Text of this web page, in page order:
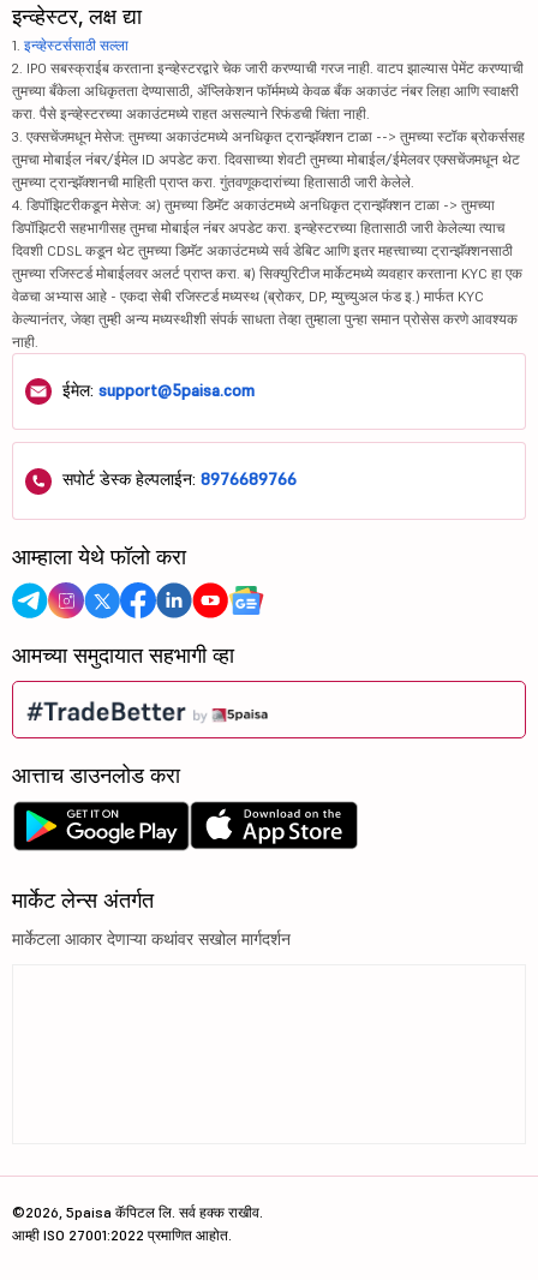
इन्व्हेस्टर, लक्ष द्या
1. इन्व्हेस्टर्ससाठी सल्ला
2. IPO सबस्क्राईब करताना इन्व्हेस्टरद्वारे चेक जारी करण्याची गरज नाही. वाटप झाल्यास पेमेंट करण्याची
तुमच्या बँकेला अधिकृतता देण्यासाठी, ॲप्लिकेशन फॉर्ममध्ये केवळ बँक अकाउंट नंबर लिहा आणि स्वाक्षरी
करा. पैसे इन्व्हेस्टरच्या अकाउंटमध्ये राहत असल्याने रिफंडची चिंता नाही.
3. एक्सचेंजमधून मेसेज: तुमच्या अकाउंटमध्ये अनधिकृत ट्रान्झॅक्शन टाळा --> तुमच्या स्टॉक ब्रोकर्ससह
तुमचा मोबाईल नंबर/ईमेल ID अपडेट करा. दिवसाच्या शेवटी तुमच्या मोबाईल/ईमेलवर एक्सचेंजमधून थेट
तुमच्या ट्रान्झॅक्शनची माहिती प्राप्त करा. गुंतवणूकदारांच्या हितासाठी जारी केलेले.
4. डिपॉझिटरीकडून मेसेज: अ) तुमच्या डिमॅट अकाउंटमध्ये अनधिकृत ट्रान्झॅक्शन टाळा -> तुमच्या
डिपॉझिटरी सहभागीसह तुमचा मोबाईल नंबर अपडेट करा. इन्व्हेस्टरच्या हितासाठी जारी केलेल्या त्याच
दिवशी CDSL कडून थेट तुमच्या डिमॅट अकाउंटमध्ये सर्व डेबिट आणि इतर महत्त्वाच्या ट्रान्झॅक्शनसाठी
तुमच्या रजिस्टर्ड मोबाईलवर अलर्ट प्राप्त करा. ब) सिक्युरिटीज मार्केटमध्ये व्यवहार करताना KYC हा एक
वेळचा अभ्यास आहे - एकदा सेबी रजिस्टर्ड मध्यस्थ (ब्रोकर, DP, म्युच्युअल फंड इ.) मार्फत KYC
केल्यानंतर, जेव्हा तुम्ही अन्य मध्यस्थीशी संपर्क साधता तेव्हा तुम्हाला पुन्हा समान प्रोसेस करणे आवश्यक
नाही.
ईमेल: support@5paisa.com
सपोर्ट डेस्क हेल्पलाईन: 8976689766
आम्हाला येथे फॉलो करा
आमच्या समुदायात सहभागी व्हा
आत्ताच डाउनलोड करा
मार्केट लेन्स अंतर्गत
मार्केटला आकार देणाऱ्या कथांवर सखोल मार्गदर्शन
©2026, 5paisa कॅपिटल लि. सर्व हक्क राखीव.
आम्ही ISO 27001:2022 प्रमाणित आहोत.